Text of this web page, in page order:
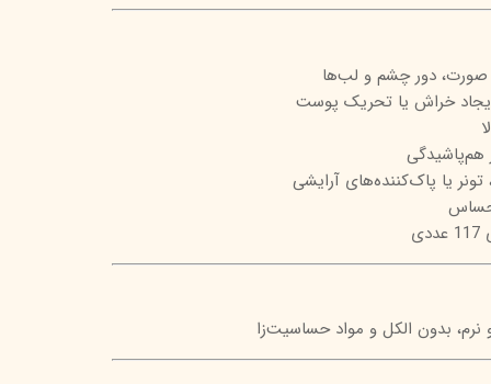
اسکین
دور چشم و لب‌ها
خراش یا تحریک پوست
هم‌پاشیدگی
تونر یا پاک‌کننده‌های آرایشی
نرم، بدون الکل و مواد حساسیت‌زا